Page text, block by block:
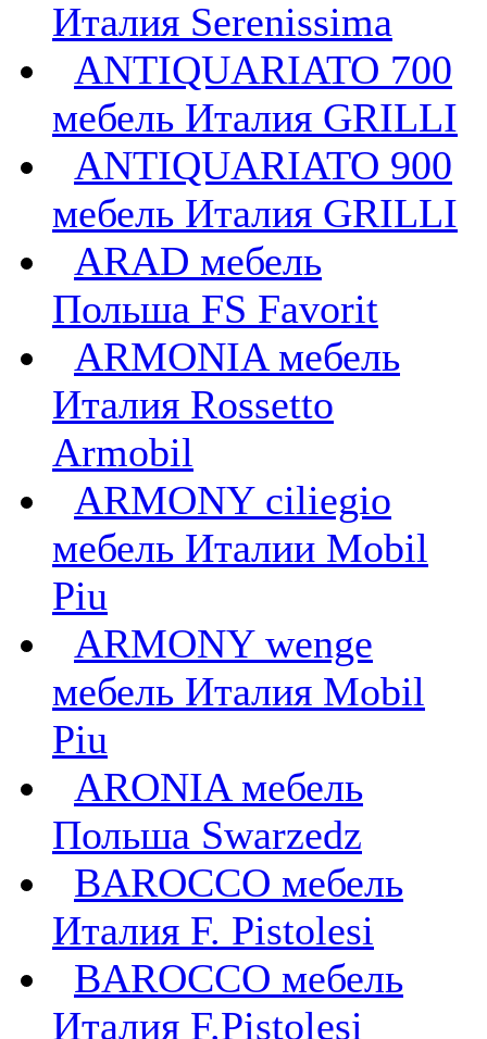
Италия Serenissima
ANTIQUARIATO 700
мебель Италия GRILLI
ANTIQUARIATO 900
мебель Италия GRILLI
ARAD мебель
Польша FS Favorit
ARMONIA мебель
Италия Rossetto
Armobil
ARMONY ciliegio
мебель Италии Mobil
Piu
ARMONY wenge
мебель Италия Mobil
Piu
ARONIA мебель
Польша Swarzedz
BAROCCO мебель
Италия F. Pistolesi
BAROCCO мебель
Италия F.Pistolesi